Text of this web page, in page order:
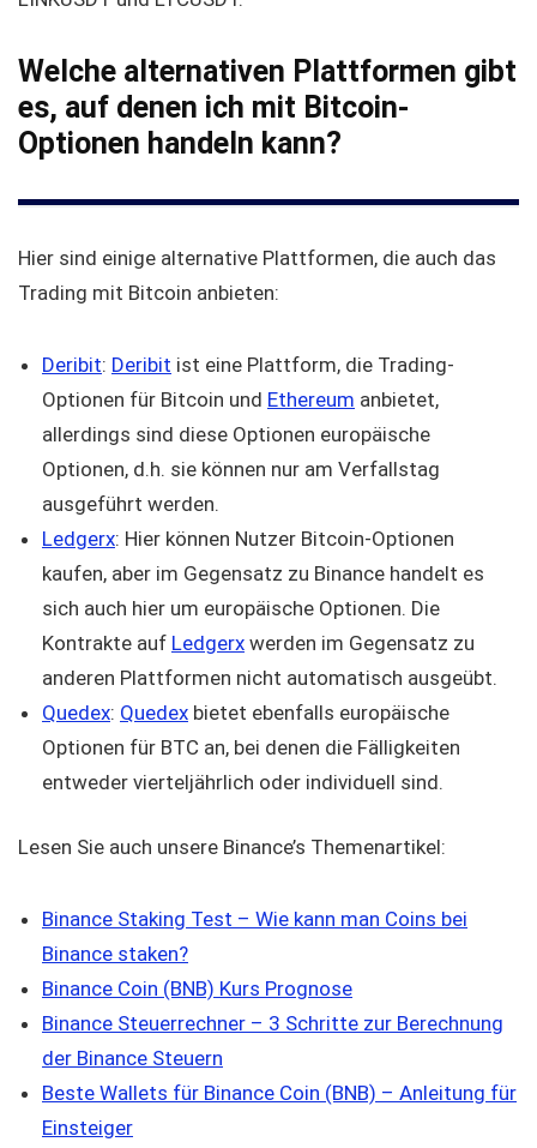
Welche alternativen Plattformen gibt
es, auf denen ich mit Bitcoin-
Optionen handeln kann?
Hier sind einige alternative Plattformen, die auch das
Trading mit Bitcoin anbieten:
Deribit: Deribit ist eine Plattform, die Trading-
Optionen für Bitcoin und Ethereum anbietet,
allerdings sind diese Optionen europäische
Optionen, d.h. sie können nur am Verfallstag
ausgeführt werden.
Ledgerx: Hier können Nutzer Bitcoin-Optionen
kaufen, aber im Gegensatz zu Binance handelt es
sich auch hier um europäische Optionen. Die
Kontrakte auf Ledgerx werden im Gegensatz zu
anderen Plattformen nicht automatisch ausgeübt.
Quedex: Quedex bietet ebenfalls europäische
Optionen für BTC an, bei denen die Fälligkeiten
entweder vierteljährlich oder individuell sind.
Lesen Sie auch unsere Binance’s Themenartikel:
Binance Staking Test – Wie kann man Coins bei
Binance staken?
Binance Coin (BNB) Kurs Prognose
Binance Steuerrechner – 3 Schritte zur Berechnung
der Binance Steuern
Beste Wallets für Binance Coin (BNB) – Anleitung für
Einsteiger